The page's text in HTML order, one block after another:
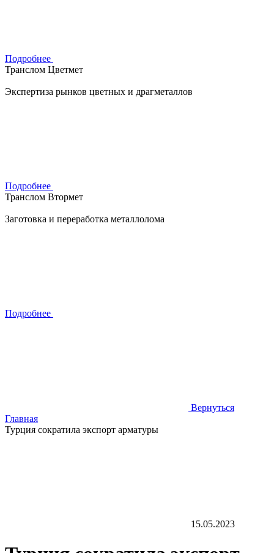
Подробнее
Транслом Цветмет
Экспертиза рынков цветных и драгметаллов
Подробнее
Транслом Втормет
Заготовка и переработка металлолома
Подробнее
Вернуться
Главная
Турция сократила экспорт арматуры
15.05.2023